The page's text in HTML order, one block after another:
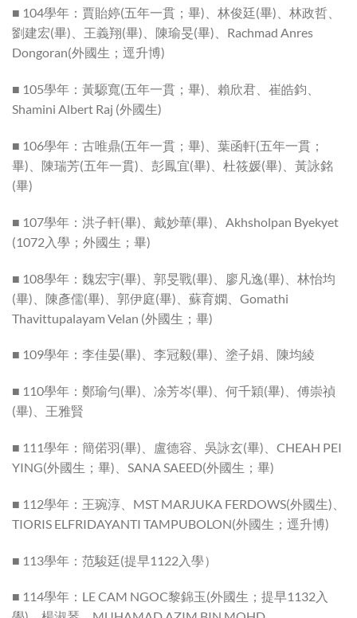
■ 104學年：賈貽婷(五年一貫；畢)、林俊廷(畢)、林政哲、
劉建宏(畢)、王義翔(畢)、陳瑜旻(畢)、Rachmad Anres
Dongoran(外國生；逕升博)
■ 105學年：黃騵寬(五年一貫；畢)、賴欣君、崔皓鈞、
Shamini Albert Raj (外國生)
■ 106學年：古唯鼎(五年一貫；畢)、葉函軒(五年一貫；
畢)、陳瑞芳(五年一貫)、彭鳳宜(畢)、杜筱媛(畢)、黃詠銘
(畢)
■ 107學年：洪子軒(畢)、戴妙華(畢)、Akhsholpan Byekyet
(1072入學；外國生；畢)
■ 108學年：魏宏宇(畢)、郭旻戰(畢)、廖凡逸(畢)、林怡均
(畢)、陳彥儒(畢)、郭伊庭(畢)、蘇育嫻、Gomathi
Thavittupalayam Velan (外國生；畢)
■ 109學年：李佳晏(畢)、李冠毅(畢)、塗子娟、陳均綾
■ 110學年：鄭瑜勻(畢)、凃芳岑(畢)、何千穎(畢)、傅崇禎
(畢)、王雅賢
■ 111學年：簡偌羽(畢)、盧德容、吳詠玄(畢)、CHEAH PEI
YING(外國生；畢)、SANA SAEED(外國生；畢)
■ 112學年：王琬淳、MST MARJUKA FERDOWS(外國生)、
TIORIS ELFRIDAYANTI TAMPUBOLON(外國生；逕升博)
■ 113學年：范駿廷(提早1122入學）
■ 114學年：LE CAM NGOC黎錦玉(外國生；提早1132入